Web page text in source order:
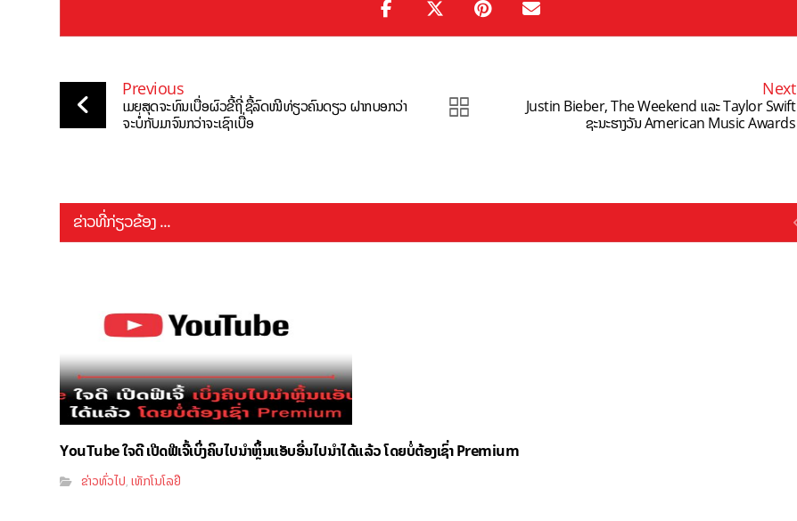
Previous
ເມຍສຸດຈະທົນເບື່ອຜົວຂີ້ຖີ່ ຊື້ລົດໜີທ່ຽວຄົນດຽວ ຝາກບອກວ່າ
ຈະບໍ່ກັບມາຈົນກວ່າຈະເຊົາເບື່ອ
Next
Justin Bieber, The Weekend ແລະ Taylor Swift
ຊະນະຮາງວັນ American Music Awards
ຂ່າວທີ່ກ່ຽວຂ້ອງ ...
YouTube ໃຈດີ ເປີດຟີເຈີ້ເບິ່ງຄິບໄປນຳຫຼິ້ນແອັບອື່ນໄປນຳໄດ້ແລ້ວ ໂດຍບໍ່ຕ້ອງເຊົ່າ Premium
ຂ່າວທົ່ວໄປ,ເທັກໂນໂລຢີ